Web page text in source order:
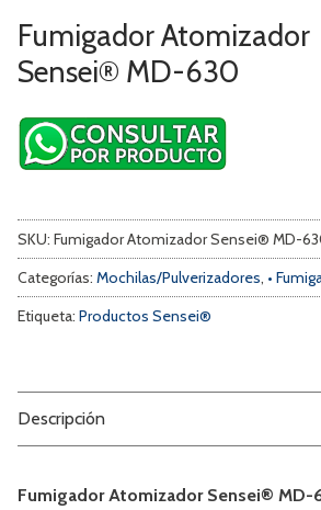
Fumigador Atomizador
Sensei® MD-630
SKU: Fumigador Atomizador Sensei® MD-
Categorías: Mochilas/Pulverizadores, •
Etiqueta: Productos Sensei®
Descripción
Fumigador Atomizador Sensei® MD-